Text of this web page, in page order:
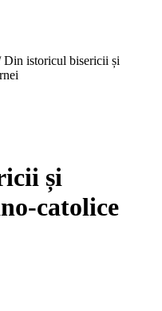
Din istoricul bisericii și
și
catolice